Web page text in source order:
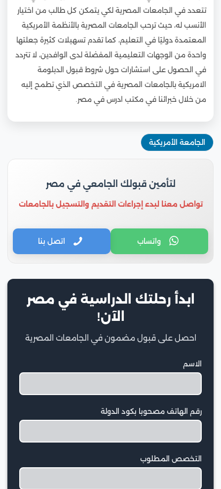
تتعدد في الجامعات المصرية لكي يتمكن كل طالب من اختيار
الأنسب له، حيث ترحب الجامعات المصرية بالأنظمة الأمريكية
المعتمدة دوليًا في التعليم، كما تقدم تسهيلات كثيرة جعلتها
واحدة من الوجهات التعليمية المفضلة لدى الوافدين، لا تتردد
في الحصول على استشارات حول شروط قبول الدبلومة
الامريكية بالجامعات المصرية في التخصص الذي تطمح إليه
من خلال خبرائنا في مكتب ادرس في مصر.
الجامعة الأمريكية
لتأمين قبولك الجامعي في مصر
تواصل معنا لبدء إجراءات التقديم والتسجيل بالجامعات
واتساب اتصل بنا
ابدأ رحلتك الدراسية في مصر
الآن!
احصل على قبول مضمون في الجامعات المصرية
الاسم
رقم الهاتف مصحوبا بكود الدولة
التخصص المطلوب